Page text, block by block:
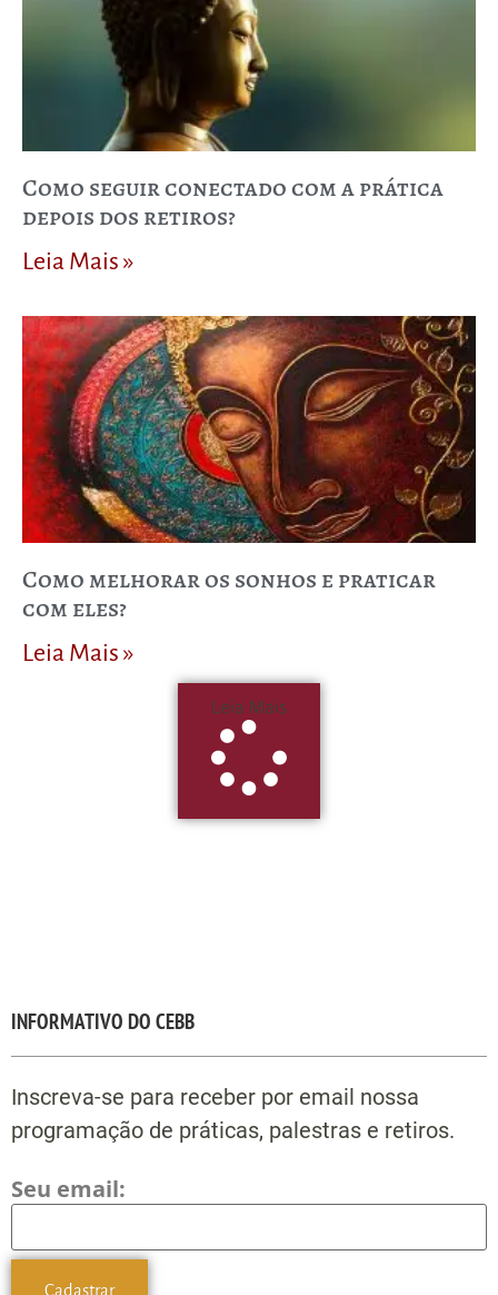
Como seguir conectado com a prática
depois dos retiros?
Leia Mais »
Como melhorar os sonhos e praticar
com eles?
Leia Mais »
Leia Mais
INFORMATIVO DO CEBB
Inscreva-se para receber por email nossa
programação de práticas, palestras e retiros.
Seu email: